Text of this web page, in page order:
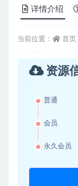
详情介绍
当前位置： 首页
资源
普通
会员
永久会员